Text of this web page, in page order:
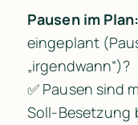
Pausen im Plan:
eingeplant
„irgendwann“)?
✅ Pausen sind
Soll-Besetzung